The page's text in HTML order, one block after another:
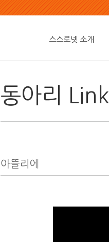
스스로넷 소개
동아리 Link
아뜰리에